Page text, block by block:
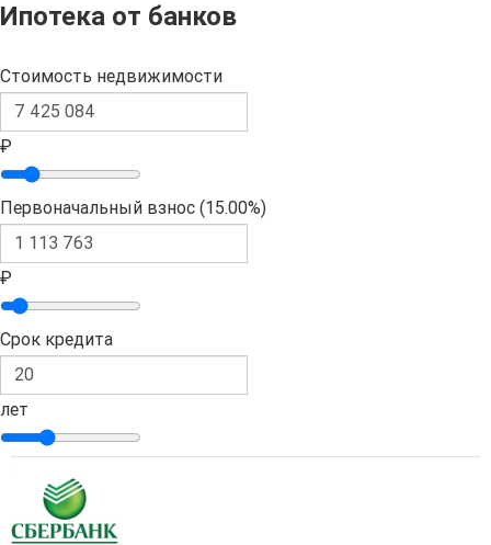
Ипотека от банков
Стоимость недвижимости
₽
Первоначальный взнос (15.00%)
₽
Срок кредита
лет